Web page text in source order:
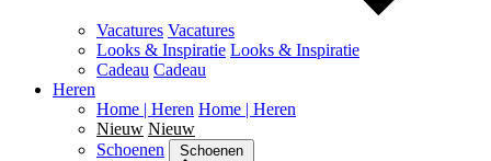
Vacatures Vacatures
Looks & Inspiratie Looks & Inspiratie
Cadeau Cadeau
Heren
Home | Heren Home | Heren
Nieuw Nieuw
Schoenen
Schoenen